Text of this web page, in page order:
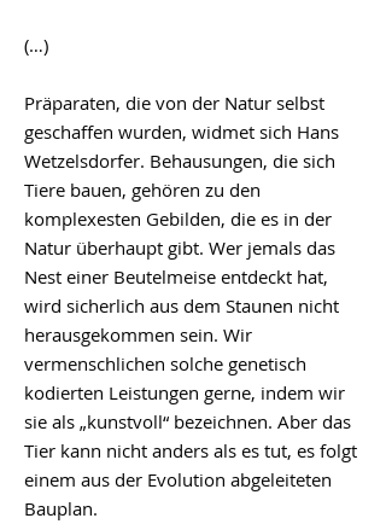
(…)
Präparaten, die von der Natur selbst
geschaffen wurden, widmet sich Hans
Wetzelsdorfer. Behausungen, die sich
Tiere bauen, gehören zu den
komplexesten Gebilden, die es in der
Natur überhaupt gibt. Wer jemals das
Nest einer Beutelmeise entdeckt hat,
wird sicherlich aus dem Staunen nicht
herausgekommen sein. Wir
vermenschlichen solche genetisch
kodierten Leistungen gerne, indem wir
sie als „kunstvoll“ bezeichnen. Aber das
Tier kann nicht anders als es tut, es folgt
einem aus der Evolution abgeleiteten
Bauplan.